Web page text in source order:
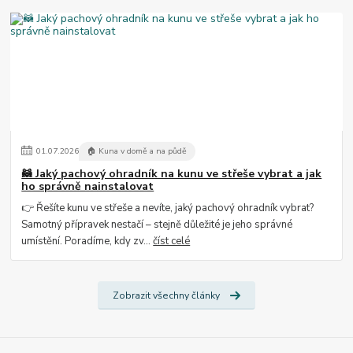
01.07.2026 🏠 Kuna v domě a na půdě
🦝 Jaký pachový ohradník na kunu ve střeše vybrat a jak
ho správně nainstalovat
👉 Řešíte kunu ve střeše a nevíte, jaký pachový ohradník vybrat?
Samotný přípravek nestačí – stejně důležité je jeho správné
umístění. Poradíme, kdy zv...číst celé
Zobrazit všechny články